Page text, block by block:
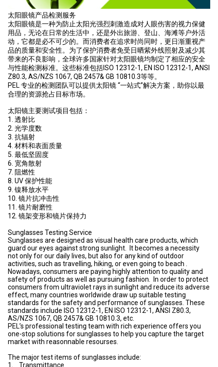
太阳眼镜产品检测服务
太阳眼镜是一种为防止太阳光强烈刺激造成对人眼伤害的视力保健
用品，无论在日常的生活中，还是外出旅游、登山、海滩等户外活
动，它都是必不可少的。而消费者在追求时尚同时，更日渐重视产
品的质量和安全性。为了保护消费者免受日晒紫外线照射及减少其
带来的不良影响，全球许多国家针对太阳眼镜均制定了相应的安全
与性能检测标准。这些标准包括ISO 12312-1, EN ISO 12312-1, ANSI
Z80.3, AS/NZS 1067, QB 2457& GB 10810.3等等。
PEL 专业的检测团队可以提供太阳镜 “一站式”解决方案，助你以最
合理的资源抢占目标市场。
太阳镜主要测试项目包括：
1. 透射比
2. 光学度数
3. 抗辐射
4. 材料和表面质量
5. 最低坚固度
6. 宽角散射
7. 阻燃性
8. UV 保护性能
9. 镍释放水平
10. 镜片抗冲击性
11. 镜片耐磨性
12. 镜架变形和镜片保持力
Sunglasses Testing Service
Sunglasses are designed as visual health care products, which
guard our eyes against strong sunlight. It becomes a necessity
not only for our daily lives, but also for any kind of outdoor
activities, such as travelling, hiking, or even going to beach .
Nowadays, consumers are paying highly attention to quality and
safety of products as well as pursuing fashion. In order to protect
consumers from ultraviolet rays in sunlight and reduce its adverse
effect, many countries worldwide draw up suitable testing
standards for the safety and performance of sunglasses. These
standards include ISO 12312-1, EN ISO 12312-1, ANSI Z80.3,
AS/NZS 1067, QB 2457& GB 10810.3, etc.
PEL’s professional testing team with rich experience offers you
one-stop solutions for sunglasses to help you capture the target
market with reasonnable resourses.
The major test items of sunglasses include:
1. Transmittance